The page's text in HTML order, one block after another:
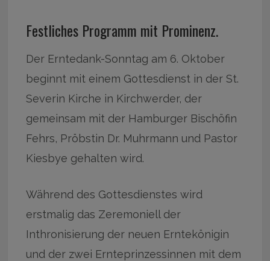
Festliches Programm mit Prominenz.
Der Erntedank-Sonntag am 6. Oktober
beginnt mit einem Gottesdienst in der St.
Severin Kirche in Kirchwerder, der
gemeinsam mit der Hamburger Bischöfin
Fehrs, Pröbstin Dr. Muhrmann und Pastor
Kiesbye gehalten wird.
Während des Gottesdienstes wird
erstmalig das Zeremoniell der
Inthronisierung der neuen Erntekönigin
und der zwei Ernteprinzessinnen mit dem